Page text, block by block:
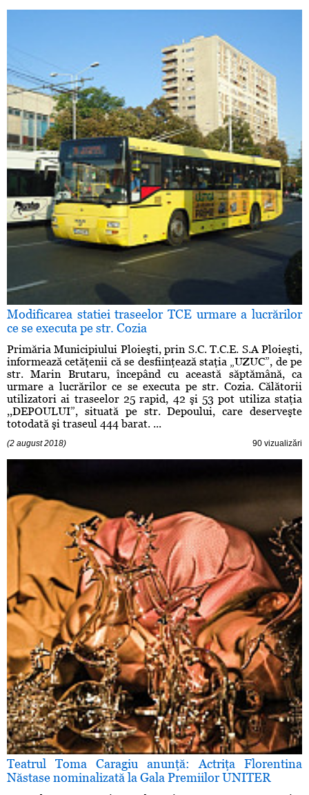
Modificarea statiei traseelor TCE urmare a lucrărilor
ce se executa pe str. Cozia
Primăria Municipiului Ploieşti, prin S.C. T.C.E. S.A Ploieşti,
informează cetăţenii că se desfiinţează staţia „UZUC”, de pe
str. Marin Brutaru, începând cu această săptămână, ca
urmare a lucrărilor ce se executa pe str. Cozia. Călătorii
utilizatori ai traseelor 25 rapid, 42 şi 53 pot utiliza staţia
,,DEPOULUI”, situată pe str. Depoului, care deserveşte
totodată şi traseul 444 barat. ...
(2 august 2018) 90 vizualizări
Teatrul Toma Caragiu anunţă: Actriţa Florentina
Năstase nominalizată la Gala Premiilor UNITER